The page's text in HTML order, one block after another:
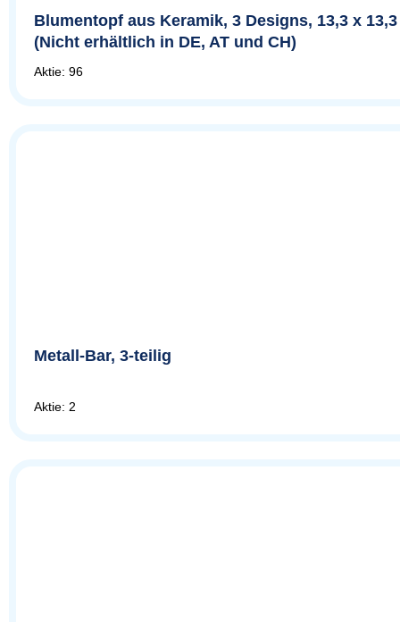
Blumentopf aus Keramik, 3 Designs, 13,3 x
(Nicht erhältlich in DE, AT und CH)
Aktie: 96
Metall-Bar, 3-teilig
Aktie: 2